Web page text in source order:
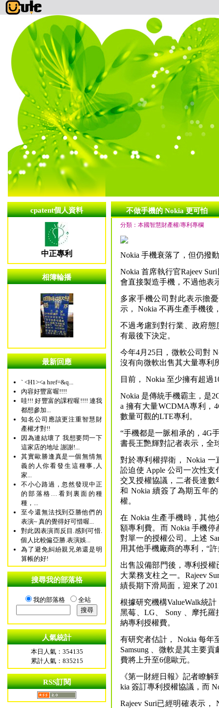
cpatent個人資料
中正專利
相簿輪播
最新回應
` <H1><a href=&q...
內容好豐富喔!!!!
哇!!! 好豐富的課程喔!!!! 連我
都想參加...
知名公司應該更注重智慧財
產權才對!!
因為連結壞了 我想要問一下
這家店的地址 謝謝!...
其實歐勝逢真是一個無情無
義的人你看發生這種事,人
家...
不小心路過，忽然發現中正
的部落格…看到裏面的種
種，...
至今還無法找到亞勝他們的
表演~ 真的覺得好可惜喔...
對此因表演而反目.感到可惜.
個人比較偏亞勝.表演娛...
為了避免糾紛親兄弟還是明
算帳的好!
搜尋我的部落格
我的部落格 全站
人氣統計
本日人氣：354135
累計人氣：835215
RSS訂閱
不做手機的 Nokia 更可怕
分類：本國智慧財產權/專利專欄
Nokia 手機衰落了，但仍撥
Nokia 首席執行官Rajeev
會直接製造手機，不過他表
多家手機公司對此表示擔
示， Nokia 不再生產手機後
不過考慮到對行業、政府態
有最後下決定。
今年4月25日，微軟公司對
沒有向微軟出售其大量專利
目前， Nokia 至少擁有超過
Nokia 是傳統手機霸主，是
a 擁有大量WCDMA專利，
數量可觀的LTE專利。
“手機都是一脈相承的，4G
書長王艷輝對記者表示，全
對於專利權捍衛， Nokia 一
訟迫使 Apple 公司一次性
交叉授權協議，二者長達數
和 Nokia 續簽了為期五年
權。
在 Nokia 生產手機時，其
額專利費。而 Nokia 手機
對單一的授權公司。上述
用其他手機廠商的專利，“
出售設備部門後，專利授
大業務支柱之一。Rajeev
績長期下滑局面，迎來了
根據研究機構ValueWalk統
黑莓、LG、 Sony 、摩托
納專利授權費。
有研究者估計， Nokia 每年
Samsung 、微軟是其主要
費將上升至6億歐元。
《第一財經日報》記者瞭
kia 簽訂專利授權協議，而
Rajeev Suri已經明確表示